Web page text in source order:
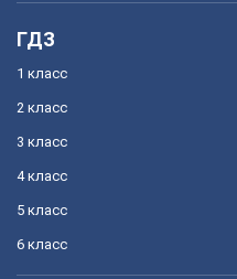
ГДЗ
1 класс
2 класс
3 класс
4 класс
5 класс
6 класс